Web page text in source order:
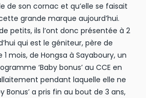
de son cornac et qu’elle se faisait
grande marque aujourd’hui.
petits, ils l’ont donc présentée à 2
qui est le géniteur, père de
mois, de Hongsa à Sayaboury, un
‘Baby bonus’ au CCE en
pendant laquelle elle ne
a pris fin au bout de 3 ans,